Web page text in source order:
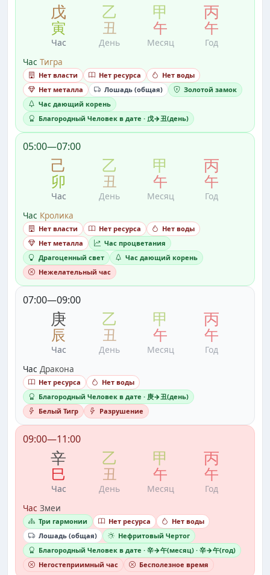
戊
寅
Час
乙
丑
День
甲
午
Месяц
丙
午
Год
Час Тигра
Нет власти Нет ресурса
Нет воды
Нет металла
Лошадь (общая)
Золотой замок
Час дающий корень
Благородный Человек в дате · 戊→丑(день)
05:00—07:00
己
卯
Час
乙
丑
День
甲
午
Месяц
丙
午
Год
Час Кролика
Нет власти Нет ресурса
Нет воды
Нет металла
Час процветания
Драгоценный свет
Час дающий корень
Нежелательный час
07:00—09:00
庚
辰
Час
乙
丑
День
甲
午
Месяц
丙
午
Год
Час Дракона
Нет ресурса
Нет воды
Благородный Человек в дате · 庚→丑(день)
Белый Тигр
Разрушение
09:00—11:00
辛
巳
Час
乙
丑
День
甲
午
Месяц
丙
午
Год
Час Змеи
Три гармонии Нет ресурса
Нет воды
Лошадь (общая)
Нефритовый Чертог
Благородный Человек в дате · 辛→午(месяц) · 辛→午(год)
Негостеприимный час
Бесполезное время